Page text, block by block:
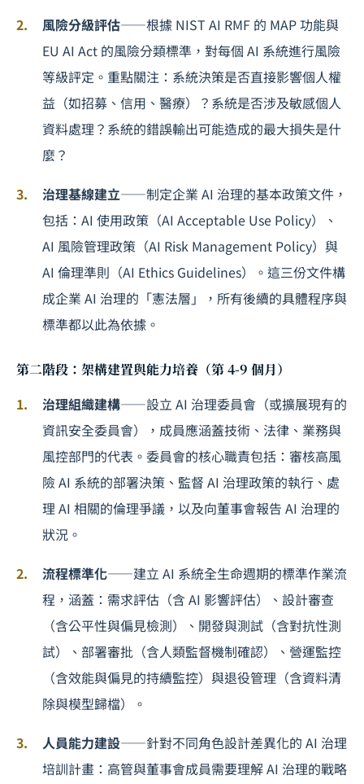
風險分級評估——根據 NIST AI RMF 的 MAP 功能與
EU AI Act 的風險分類標準，對每個 AI 系統進行風險
等級評定。重點關注：系統決策是否直接影響個人權
益（如招募、信用、醫療）？系統是否涉及敏感個人
資料處理？系統的錯誤輸出可能造成的最大損失是什
麼？
治理基線建立——制定企業 AI 治理的基本政策文件，
包括：AI 使用政策（AI Acceptable Use Policy）、
AI 風險管理政策（AI Risk Management Policy）與
AI 倫理準則（AI Ethics Guidelines）。這三份文件構
成企業 AI 治理的「憲法層」，所有後續的具體程序與
標準都以此為依據。
第二階段：架構建置與能力培養（第 4-9 個月）
治理組織建構——設立 AI 治理委員會（或擴展現有的
資訊安全委員會），成員應涵蓋技術、法律、業務與
風控部門的代表。委員會的核心職責包括：審核高風
險 AI 系統的部署決策、監督 AI 治理政策的執行、處
理 AI 相關的倫理爭議，以及向董事會報告 AI 治理的
狀況。
流程標準化——建立 AI 系統全生命週期的標準作業流
程，涵蓋：需求評估（含 AI 影響評估）、設計審查
（含公平性與偏見檢測）、開發與測試（含對抗性測
試）、部署審批（含人類監督機制確認）、營運監控
（含效能與偏見的持續監控）與退役管理（含資料清
除與模型歸檔）。
人員能力建設——針對不同角色設計差異化的 AI 治理
培訓計畫：高管與董事會成員需要理解 AI 治理的戰略